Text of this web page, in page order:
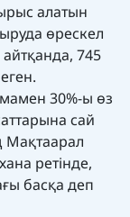
алатын
өрескел
745
30%-ы өз
сай
Мақтаарал
ретінде,
басқа деп